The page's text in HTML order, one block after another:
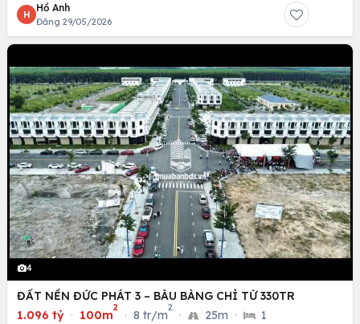
H
Hồ Anh
Đăng 29/05/2026
4
ĐẤT NỀN ĐỨC PHÁT 3 – BÀU BÀNG CHỈ TỪ 330TR
1.096 tỷ · 100m
2
· 8 tr/m
2
· 25m · 1